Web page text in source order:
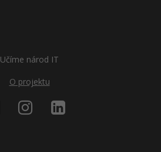
Učíme národ IT
O projektu